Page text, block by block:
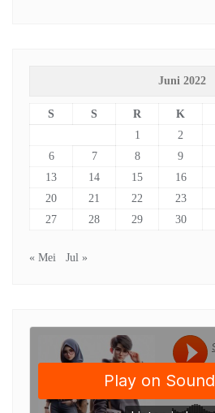
Juni 2022
S S R K
1
2
6
7 8 9
13
14 15 16
20
21 22 23
27
28 29 30
« Mei Jul »